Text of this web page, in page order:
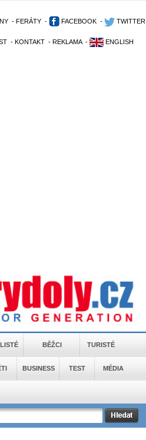
- FERÁTY - FACEBOOK - TWITTER
- KONTAKT - REKLAMA - ENGLISH
BĚŽCI TURISTÉ
BUSINESS TEST MÉDIA